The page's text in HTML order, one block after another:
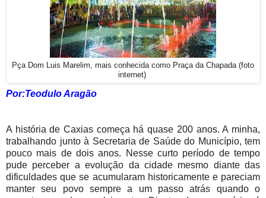
Pça Dom Luis Marelim, mais conhecida como Praça da Chapada (foto
internet)
Por:Teodulo Aragão
A história de Caxias começa há quase 200 anos. A minha,
trabalhando junto à Secretaria de Saúde do Município, tem
pouco mais de dois anos. Nesse curto período de tempo
pude perceber a evolução da cidade mesmo diante das
dificuldades que se acumularam historicamente e pareciam
manter seu povo sempre a um passo atrás quando o